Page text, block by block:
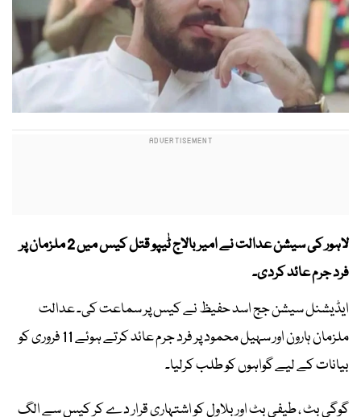
لاہور کی سیشن عدالت نے امیربالاج ٹٰیپو قتل کیس میں 2 ملزمان پر
فرد جرم عائد کردی۔
ایڈیشنل سیشن جج اسد حفیظ نے کیس پر سماعت کی۔ عدالت
ملزمان ہارون اور سہیل محمود پر فرد جرم عائد کرتے ہوئے 11 فروری کو
بیانات کے لیے گواہوں کو طلب کرلیا۔
گوگی بٹ ، طیفی بٹ اور بلاول کو اشتہاری قرار دے کر کیس سے الگ